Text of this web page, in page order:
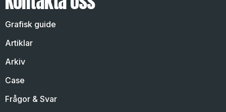
Grafisk guide
Artiklar
Arkiv
Case
Frågor & Svar